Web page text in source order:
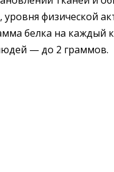
уровня физической
белка на каждый
— до 2 граммов.